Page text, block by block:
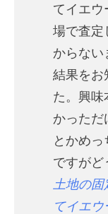
てイエウ
場で査定
からない
結果をお
た。興味
かっただ
とかめ
ですがど
土地の
てイエ